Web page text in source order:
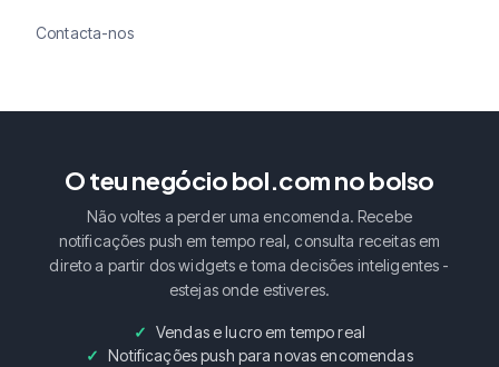
Contacta-nos
O teu negócio bol.com no bolso
Não voltes a perder uma encomenda. Recebe
notificações push em tempo real, consulta receitas em
direto a partir dos widgets e toma decisões inteligentes -
estejas onde estiveres.
Vendas e lucro em tempo real
Notificações push para novas encomendas